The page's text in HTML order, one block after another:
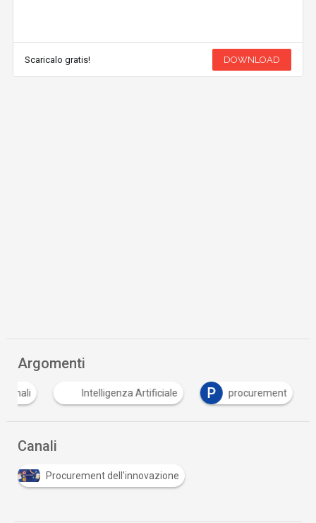
Scaricalo gratis! DOWNLOAD
Argomenti
Intelligenza Artificiale P procurement
Canali
Procurement dell'innovazione